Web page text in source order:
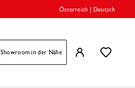
Österreich Deutsch
Showroom in der Nähe